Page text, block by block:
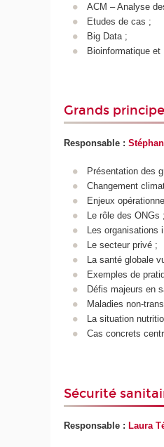
ACM – Analyse
Etudes de cas ;
Big Data ;
Bioinformatique et
Grands
Responsable :
Présentation des
Changement
Enjeux
Le rôle des ONGs ;
Les organisations
Le secteur privé ;
La santé globale
Exemples de
Défis majeurs en
Maladies non-
La situation
Cas concrets
Sécurité
Responsable : Laura